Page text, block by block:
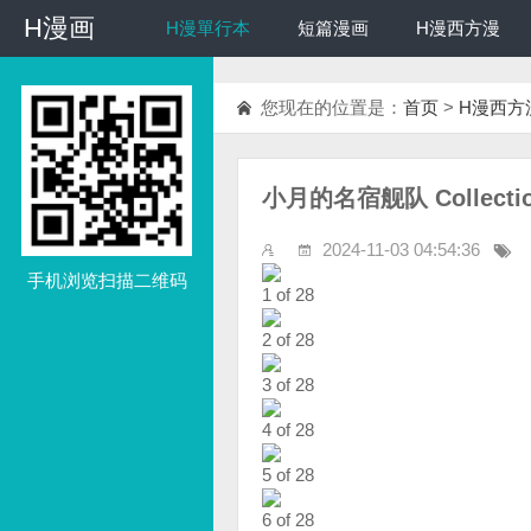
H漫画
H漫画 H漫單行本 短篇漫画 H漫西方漫
手机浏览扫描二维码
您现在的位置是： 首页 > H漫西方
小月的名宿舰队
2024-11-03 04:54:36
1 of 28
2 of 28
3 of 28
4 of 28
5 of 28
6 of 28